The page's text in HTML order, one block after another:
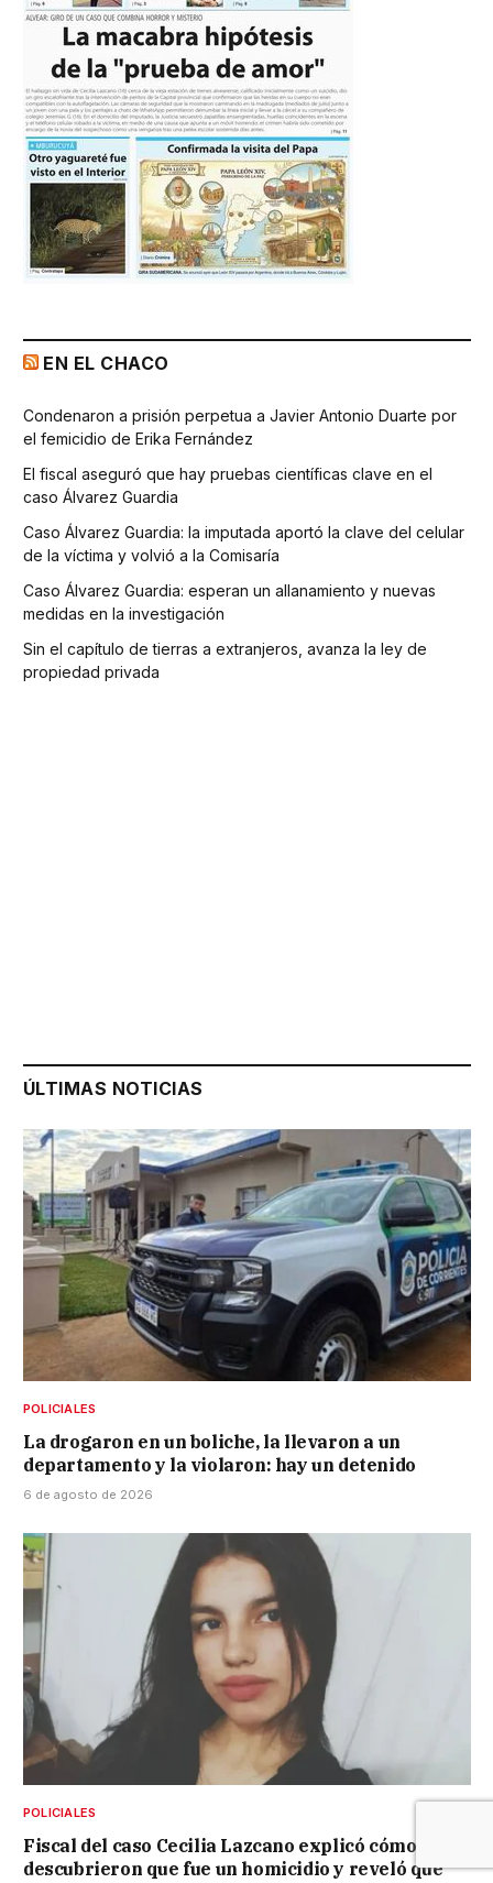
EN EL CHACO
Condenaron a prisión perpetua a Javier Antonio Duarte por
el femicidio de Erika Fernández
El fiscal aseguró que hay pruebas científicas clave en el
caso Álvarez Guardia
Caso Álvarez Guardia: la imputada aportó la clave del celular
de la víctima y volvió a la Comisaría
Caso Álvarez Guardia: esperan un allanamiento y nuevas
medidas en la investigación
Sin el capítulo de tierras a extranjeros, avanza la ley de
propiedad privada
ÚLTIMAS NOTICIAS
POLICIALES
La drogaron en un boliche, la llevaron a un
departamento y la violaron: hay un detenido
6 de agosto de 2026
POLICIALES
Fiscal del caso Cecilia Lazcano explicó cómo
descubrieron que fue un homicidio y reveló que